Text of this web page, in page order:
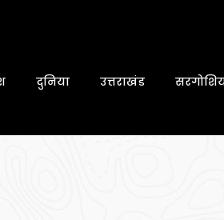
दुनिया उत्तराखंड